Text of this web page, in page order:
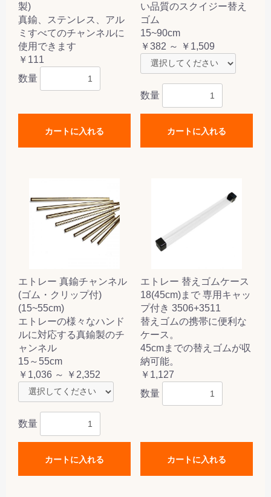
製)
真鍮、ステンレス、アル
ミすべてのチャンネルに
使用できます
￥111
数量
カートに入れる
い品質のスクイジー替え
ゴム
15~90cm
￥382 ～ ￥1,509
数量
カートに入れる
エトレー 真鍮チャンネル
(ゴム・クリップ付)
(15~55cm)
エトレーの様々なハンド
ルに対応する真鍮製のチ
ャンネル
15～55cm
￥1,036 ～ ￥2,352
数量
カートに入れる
エトレー 替えゴムケース
18(45cm)まで 専用キャッ
プ付き 3506+3511
替えゴムの携帯に便利な
ケース。
45cmまでの替えゴムが収
納可能。
￥1,127
数量
カートに入れる